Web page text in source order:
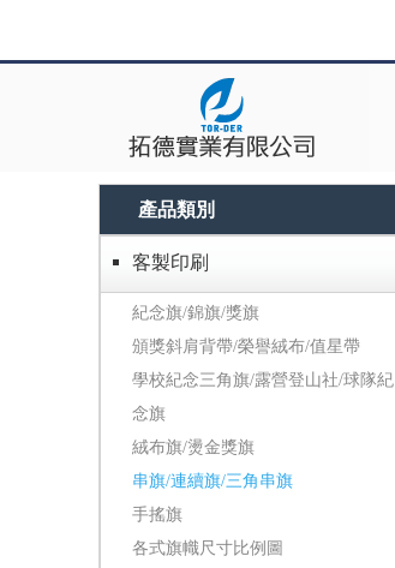
產品類別
客製印刷
紀念旗/錦旗/獎旗
頒獎斜肩背帶/榮譽絨布/值星帶
學校紀念三角旗/露營登山社/球隊紀
念旗
絨布旗/燙金獎旗
串旗/連續旗/三角串旗
手搖旗
各式旗幟尺寸比例圖